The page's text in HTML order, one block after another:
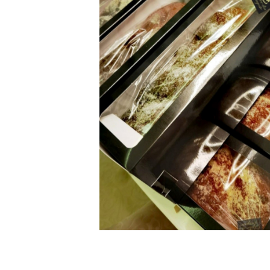
CUTII DE TORT CU FEREASTRA
CUTII DE TORT FARA FEREASTRA
CUTII DESCHISE CU FEREASTRA
CUTII DESCHISE FARA
CUTII FARA FEREASTRA PENTRU
CUTII JOASE PENTRU TURTA-
CUTII PENTRU MACARONS SI